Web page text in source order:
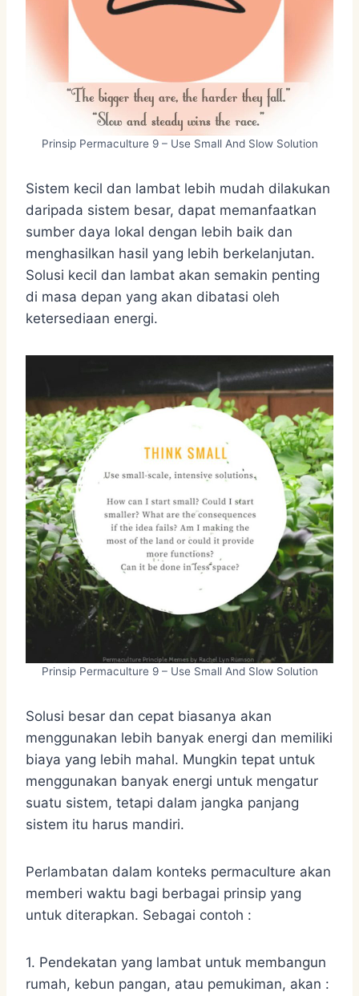
Prinsip Permaculture 9 – Use Small And Slow Solution
Sistem kecil dan lambat lebih mudah dilakukan
daripada sistem besar, dapat memanfaatkan
sumber daya lokal dengan lebih baik dan
menghasilkan hasil yang lebih berkelanjutan.
Solusi kecil dan lambat akan semakin penting
di masa depan yang akan dibatasi oleh
ketersediaan energi.
Prinsip Permaculture 9 – Use Small And Slow Solution
Solusi besar dan cepat biasanya akan
menggunakan lebih banyak energi dan memiliki
biaya yang lebih mahal. Mungkin tepat untuk
menggunakan banyak energi untuk mengatur
suatu sistem, tetapi dalam jangka panjang
sistem itu harus mandiri.
Perlambatan dalam konteks permaculture akan
memberi waktu bagi berbagai prinsip yang
untuk diterapkan. Sebagai contoh :
1. Pendekatan yang lambat untuk membangun
rumah, kebun pangan, atau pemukiman, akan :